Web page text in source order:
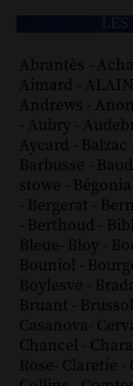
Abrantès -
Aimard - ALAIN
Andrews -
- Aubry -
Aycard - Balzac
Barbusse -
stowe - Bégonia
- Bergerat -
- Berthoud -
Bleue- Bloy -
Bouniol -
Boylesve -
Bruant -
Casanova-
Chancel -
Rose- Claretie -